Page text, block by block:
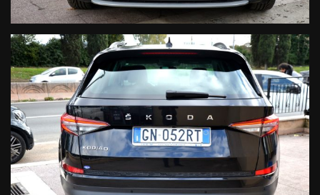
Le informazioni qui contenute non costituiscono base
contrattuale, sono puramente indicative e non vincolano in
alcun modo l'inserzionista. Vista la quantità di annunci e dettagli
inseriti, invitiamo la clientela interessata all'acquisto a verificare
la correttezza dei dati e degli optional inseriti direttamente con
il personale vendite.